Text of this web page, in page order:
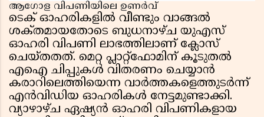
ആഗോള വിപണിയിലെ ഉണർവ്
ടെക് ഓഹരികളിൽ വീണ്ടും വാങ്ങൽ
ശക്‌തമായതോടെ ബുധനാഴ്‌ച യുഎസ്
ഓഹരി വിപണി ലാഭത്തിലാണ് ക്ലോസ്
ചെയ്‌തതത്. മെറ്റ പ്ലാറ്റ്ഫോമിന് കൂടുതൽ
എഐ ചിപ്പുകൾ വിതരണം ചെയ്യാൻ
കരാറിലെത്തിയെന്ന വാർത്തകളെത്തുടർന്ന്
എൻവിഡിയ ഓഹരികൾ നേട്ടമുണ്ടാക്കി.
വ്യാഴാഴ്ച ഏഷ്യൻ ഓഹരി വിപണികളായ